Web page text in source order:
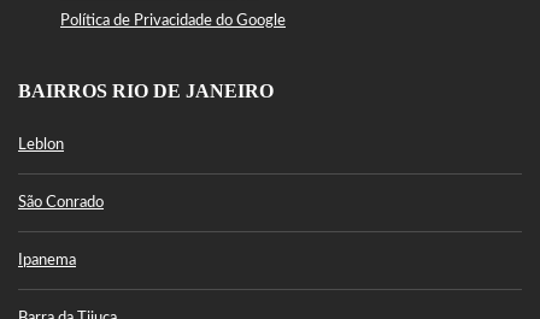
Política de Privacidade do Google
BAIRROS RIO DE JANEIRO
Leblon
São Conrado
Ipanema